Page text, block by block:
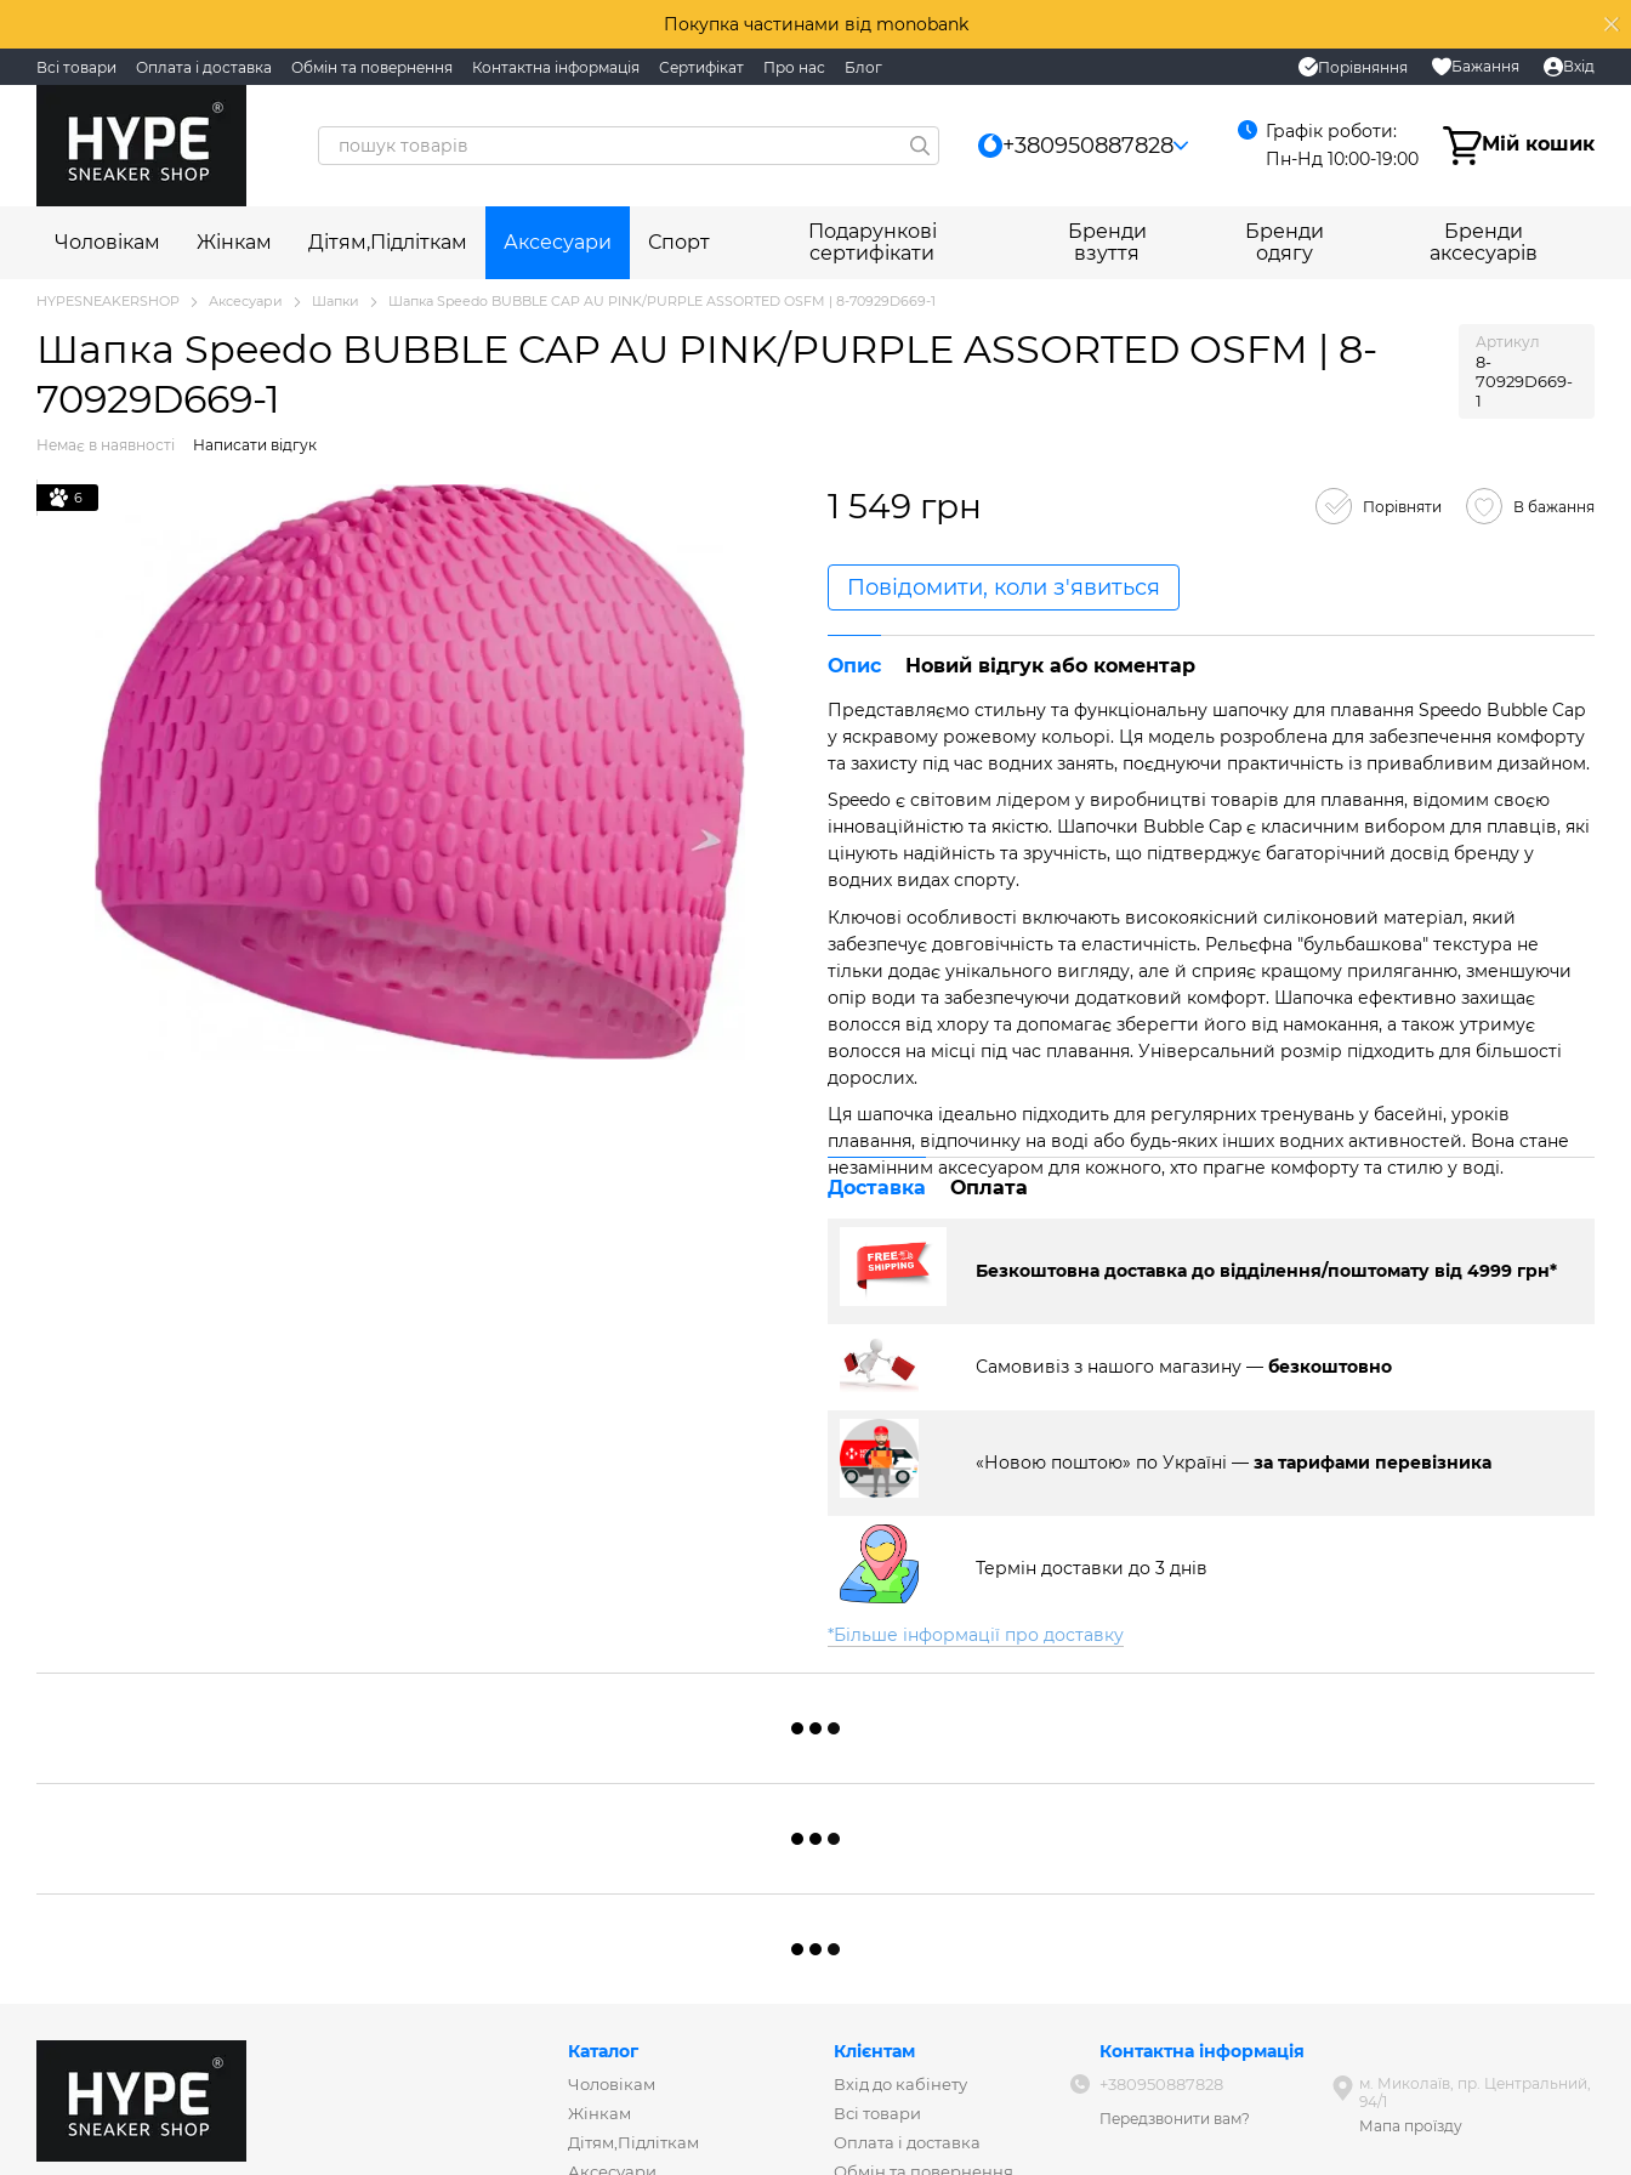
Покупка частинами від monobank
Всі товари Оплата і доставка Обмін та повернення Контактна інформація Сертифікат Про нас Блог Порівняння Бажання Вхід
+380950887828
Графік роботи:
Пн-Нд 10:00-19:00
Мій кошик
Чоловікам Жінкам Дітям,Підліткам Аксесуари Спорт
Подарункові
сертифікати
Бренди
взуття
Бренди
одягу
Бренди
аксесуарів
HYPESNEAKERSHOP Аксесуари Шапки Шапка Speedo BUBBLE CAP AU PINK/PURPLE ASSORTED OSFM | 8-70929D669-1
Шапка Speedo BUBBLE CAP AU PINK/PURPLE ASSORTED OSFM | 8-
70929D669-1
Артикул
8-
70929D669-
1
Немає в наявності Написати відгук
6 1 549 грн Порівняти В бажання
Повідомити, коли з'явиться
Опис Новий відгук або коментар
Представляємо стильну та функціональну шапочку для плавання Speedo Bubble Cap
у яскравому рожевому кольорі. Ця модель розроблена для забезпечення комфорту
та захисту під час водних занять, поєднуючи практичність із привабливим дизайном.
Speedo є світовим лідером у виробництві товарів для плавання, відомим своєю
інноваційністю та якістю. Шапочки Bubble Cap є класичним вибором для плавців, які
цінують надійність та зручність, що підтверджує багаторічний досвід бренду у
водних видах спорту.
Ключові особливості включають високоякісний силіконовий матеріал, який
забезпечує довговічність та еластичність. Рельєфна "бульбашкова" текстура не
тільки додає унікального вигляду, але й сприяє кращому приляганню, зменшуючи
опір води та забезпечуючи додатковий комфорт. Шапочка ефективно захищає
волосся від хлору та допомагає зберегти його від намокання, а також утримує
волосся на місці під час плавання. Універсальний розмір підходить для більшості
дорослих.
Ця шапочка ідеально підходить для регулярних тренувань у басейні, уроків
плавання, відпочинку на воді або будь-яких інших водних активностей. Вона стане
незамінним аксесуаром для кожного, хто прагне комфорту та стилю у воді.
Доставка Оплата
Безкоштовна доставка до відділення/поштомату від 4999 грн*
Самовивіз з нашого магазину — безкоштовно
«Новою поштою» по Україні — за тарифами перевізника
Термін доставки до 3 днів
*Більше інформації про доставку
Каталог
Чоловікам
Жінкам
Дітям,Підліткам
Клієнтам
Вхід до кабінету
Всі товари
Оплата і доставка
Контактна інформація
+380950887828
Передзвонити вам?
м. Миколаїв, пр. Центральний,
94/1
Мапа проїзду